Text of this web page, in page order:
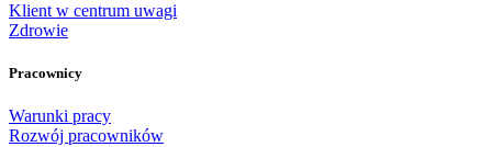
Klient w centrum uwagi
Zdrowie
Pracownicy
Warunki pracy
Rozwój pracowników